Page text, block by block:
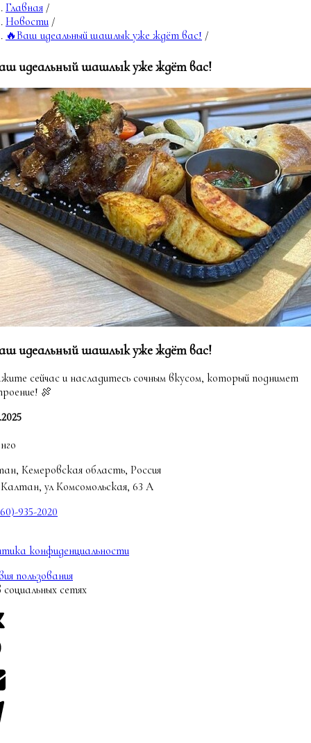
Главная /
Новости /
🔥Ваш идеальный шашлык уже ждёт вас! /
идеальный шашлык уже ждёт вас!
идеальный шашлык уже ждёт вас!
сейчас и насладитесь сочным вкусом, который поднимет
🍖
Кемеровская область, Россия
ул Комсомольская, 63 А
935-2020
конфиденциальности
пользования
сетях